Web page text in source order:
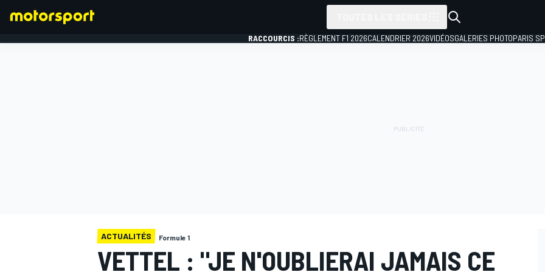
RACCOURCIS :RÈGLEMENT F1 2026CALENDRIER 2026VIDÉOSGALERIES PHOTOPARIS
ACTUALITÉS Formule 1
VETTEL : "JE N'OUBLIERAI JAMAIS CE